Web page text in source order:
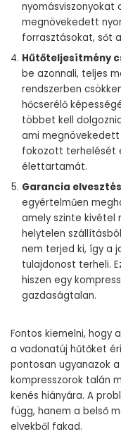
nyomásviszonyokat
megnövekedett
forrasztásokat, sőt
Hűtőteljesítmény
be azonnali, teljes
rendszerben
hőcserélő
többet kell
ami
fokozott terhelését
élettartamát.
Garancia
egyértelműen
amely szinte kivétel
helytelen
nem terjed ki, így a
tulajdonost terheli.
hiszen egy
gazdaságtalan.
Fontos kiemelni, hogy
a vadonatúj hűtőket
pontosan ugyanazok
kompresszorok talán
kenés hiányára. A
függ, hanem a belső
elvekből fakad.